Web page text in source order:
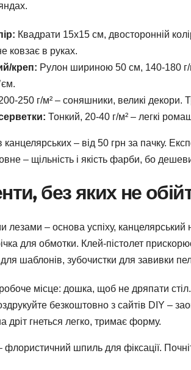
Квадрати 15х15 см, двосторонній
ковзає в руках.
креп: Рулон шириною 50 см, 140-180 г/
250 г/м² – соняшники, великі
Тонкий, 20-40 г/м² – легкі
канцелярських – від 50 грн за пачку.
– щільність і якість фарби, бо
без яких не
лезами – основа успіху,
для обмотки. Клей-пістолет
для шаблонів, зубочистки для завивки
місце: дошка, щоб не дряпати стіл.
безкоштовно з сайтів DIY –
дріт гнеться легко, тримає форму.
шпиль для фіксації.